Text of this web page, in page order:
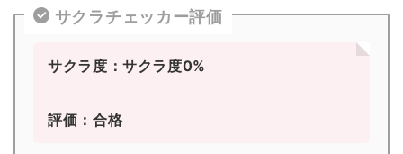
サクラチェッカー評価
サクラ度：サクラ度0%
評価：合格